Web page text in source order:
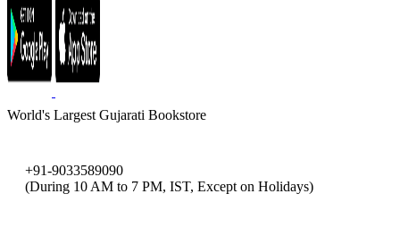
World's Largest Gujarati Bookstore
+91-9033589090
(During 10 AM to 7 PM, IST, Except on Holidays)